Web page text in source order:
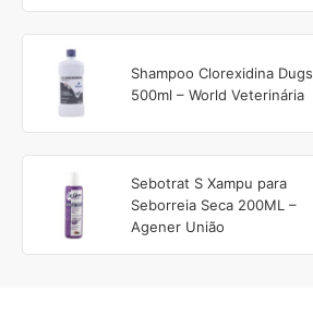
Shampoo Clorexidina Dugs
500ml – World Veterinária
Sebotrat S Xampu para
Seborreia Seca 200ML –
Agener União